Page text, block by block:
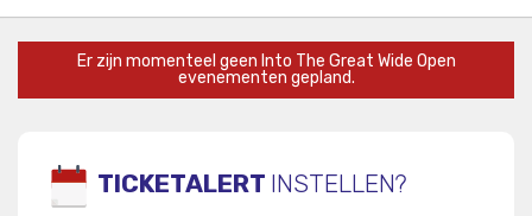
Er zijn momenteel geen Into The Great Wide Open
evenementen gepland.
TICKETALERT INSTELLEN?